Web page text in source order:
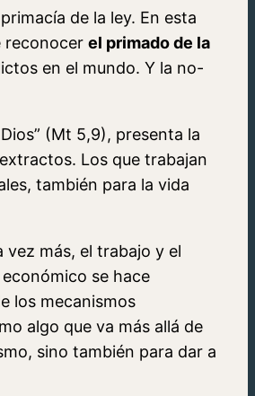
de la ley. En esta
reconocer el primado de la
en el mundo. Y la no-
(Mt 5,9), presenta la
Los que trabajan
también para la vida
vez más, el trabajo y el
se hace
los mecanismos
algo que va más allá de
sino también para dar a